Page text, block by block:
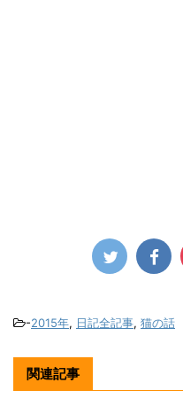
-2015年, 日記全記事, 猫の話
関連記事